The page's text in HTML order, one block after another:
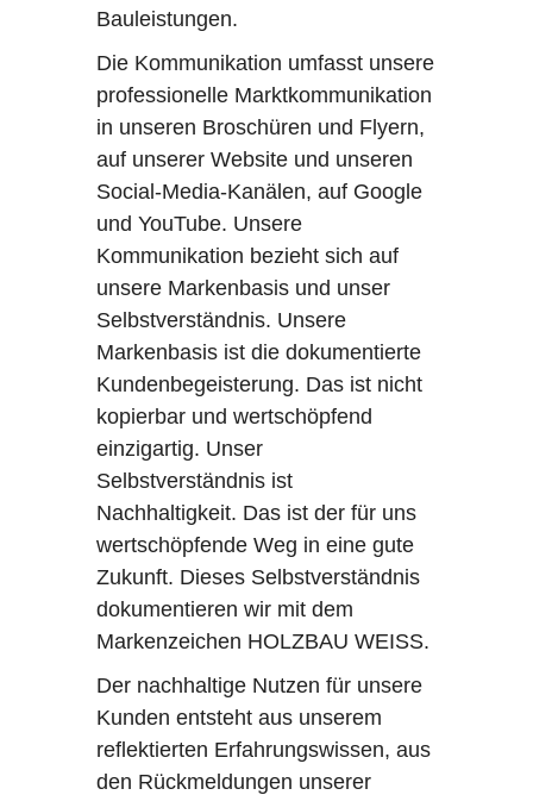
Bauleistungen.
Die Kommunikation umfasst unsere
professionelle Marktkommunikation
in unseren Broschüren und Flyern,
auf unserer Website und unseren
Social-Media-Kanälen, auf Google
und YouTube. Unsere
Kommunikation bezieht sich auf
unsere Markenbasis und unser
Selbstverständnis. Unsere
Markenbasis ist die dokumentierte
Kundenbegeisterung. Das ist nicht
kopierbar und wertschöpfend
einzigartig. Unser
Selbstverständnis ist
Nachhaltigkeit. Das ist der für uns
wertschöpfende Weg in eine gute
Zukunft. Dieses Selbstverständnis
dokumentieren wir mit dem
Markenzeichen HOLZBAU WEISS.
Der nachhaltige Nutzen für unsere
Kunden entsteht aus unserem
reflektierten Erfahrungswissen, aus
den Rückmeldungen unserer